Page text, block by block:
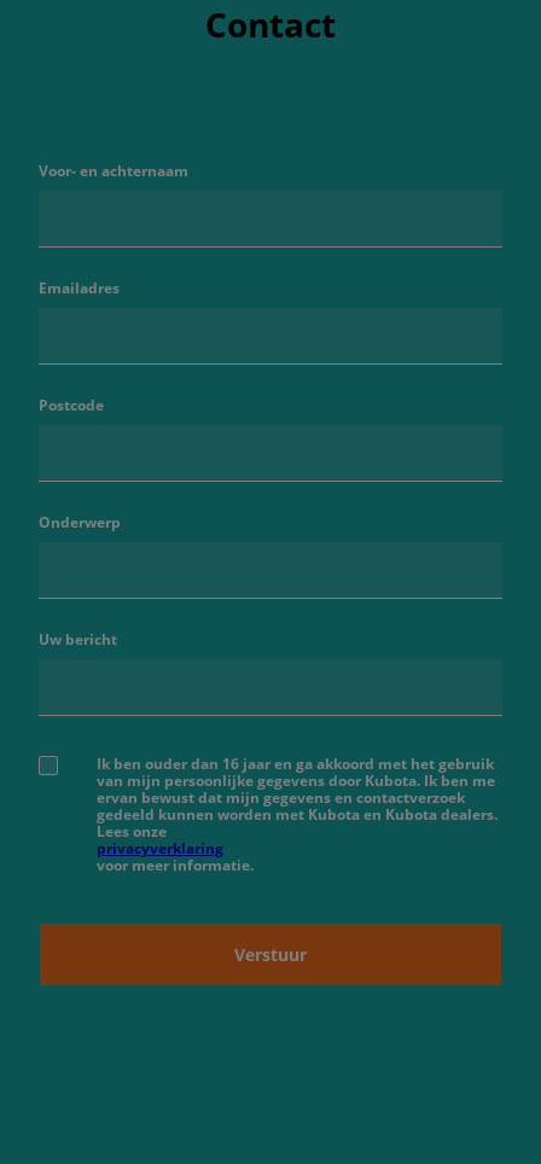
Contact
Voor- en achternaam
Emailadres
Postcode
Onderwerp
Uw bericht
Ik ben ouder dan 16 jaar en ga akkoord met het gebruik
van mijn persoonlijke gegevens door Kubota. Ik ben me
ervan bewust dat mijn gegevens en contactverzoek
gedeeld kunnen worden met Kubota en Kubota dealers.
Lees onze
privacyverklaring
voor meer informatie.
Verstuur